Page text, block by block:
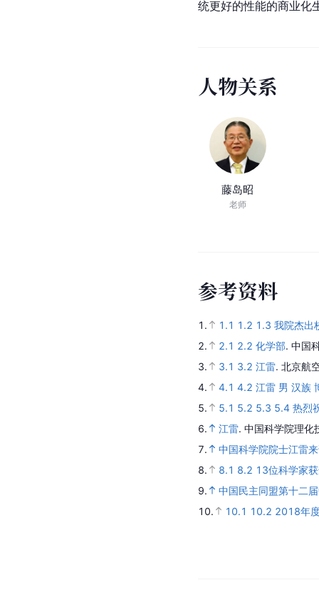
统更好的性能的商业化
人物关系
藤岛昭
老师
参考资料
1. 1.1 1.2 1.3 我院杰出
2.
2.1 2.2 化学部. 中国
3.
3.1 3.2 江雷. 北京航
4.
4.1 4.2 江雷 男 汉族
5.
5.1 5.2 5.3 5.4 热烈
6.
江雷. 中国科学院理化
7.
中国科学院院士江雷
8.
8.1 8.2 13位科学家
9.
中国民主同盟第十二
10.
10.1 10.2 2018年